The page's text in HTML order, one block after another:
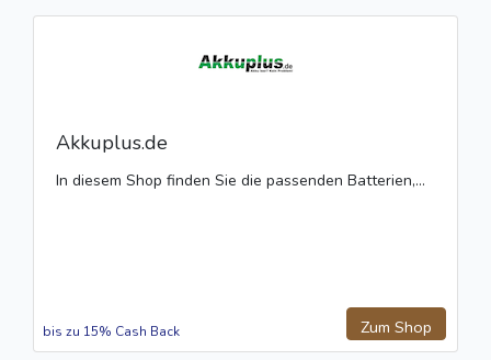
Akkuplus.de
In diesem Shop finden Sie die passenden Batterien,...
Zum Shop
bis zu 15% Cash Back